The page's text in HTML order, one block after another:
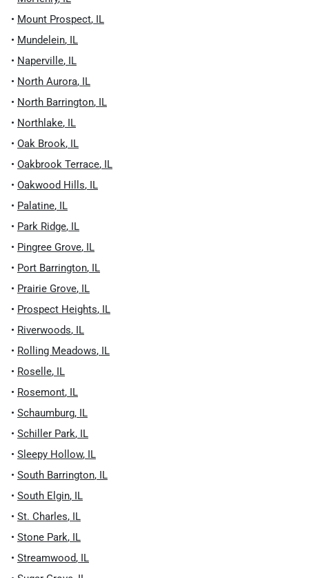
• Mount Prospect, IL
• Mundelein, IL
• Naperville, IL
• North Aurora, IL
• North Barrington, IL
• Northlake, IL
• Oak Brook, IL
• Oakbrook Terrace, IL
• Oakwood Hills, IL
• Palatine, IL
• Park Ridge, IL
• Pingree Grove, IL
• Port Barrington, IL
• Prairie Grove, IL
• Prospect Heights, IL
• Riverwoods, IL
• Rolling Meadows, IL
• Roselle, IL
• Rosemont, IL
• Schaumburg, IL
• Schiller Park, IL
• Sleepy Hollow, IL
• South Barrington, IL
• South Elgin, IL
• St. Charles, IL
• Stone Park, IL
• Streamwood, IL